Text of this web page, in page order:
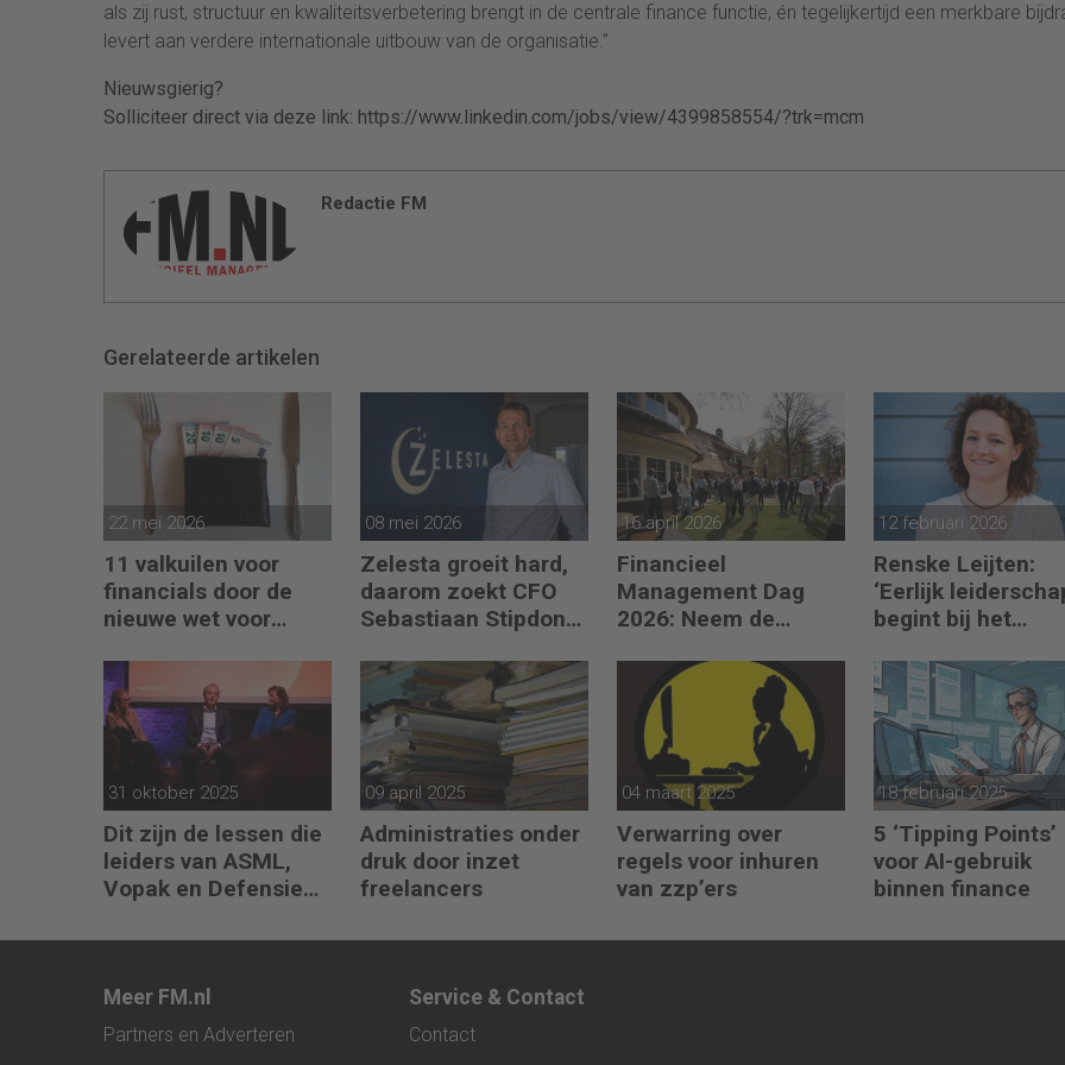
als zij rust, structuur en kwaliteitsverbetering brengt in de centrale finance functie, én tegelijkertijd een merkbare
levert aan verdere internationale uitbouw van de organisatie.”
Nieuwsgierig?
Solliciteer direct via deze link: https://www.linkedin.com/jobs/view/4399858554/?trk=mcm
Redactie FM
Gerelateerde artikelen
22 mei 2026
11 valkuilen voor
financials door de
nieuwe wet voor
08 mei 2026
Zelesta groeit hard,
daarom zoekt CFO
Sebastiaan Stipdonk
16 april 2026
Financieel
Management Dag
2026: Neem de
12 februari 2026
Renske Leijten:
‘Eerlijk
begint bij het
maken erbij hoort’
31 oktober 2025
Dit zijn de lessen die
leiders van ASML,
Vopak en Defensie
turbulente tijden
09 april 2025
Administraties onder
druk door inzet
freelancers
04 maart 2025
Verwarring over
regels voor inhuren
van zzp’ers
18 februari 2025
5 ‘Tipping Points’
voor AI-gebruik
binnen finance
Meer FM.nl
Partners en Adverteren
Service & Contact
Contact